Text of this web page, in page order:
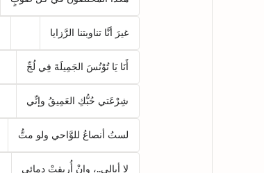
غيرَ أنَّا تناوبتنا الرَّزايا
أَنَا يَا تُوْنُسَ الجَمِيلَةَ فِي لُجِّ
شِرْعَتي حُبُّكِ العَمِيقُ وإنِّي
لستُ أنصاعُ للوَّاحي ولو متُّ
لا أبالي..، وإنْ أُريقتْ دِمائي